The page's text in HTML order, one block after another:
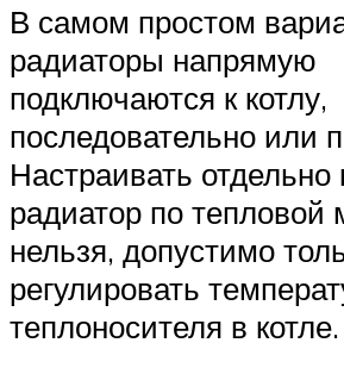
В самом простом
радиаторы напрямую
подключаются к котлу,
последовательно или
Настраивать
радиатор по тепловой
нельзя, допустимо
регулировать
теплоносителя в котле.